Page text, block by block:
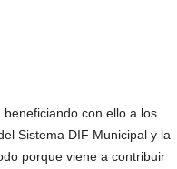
con ello a los
Sistema DIF Municipal y la
porque viene a contribuir